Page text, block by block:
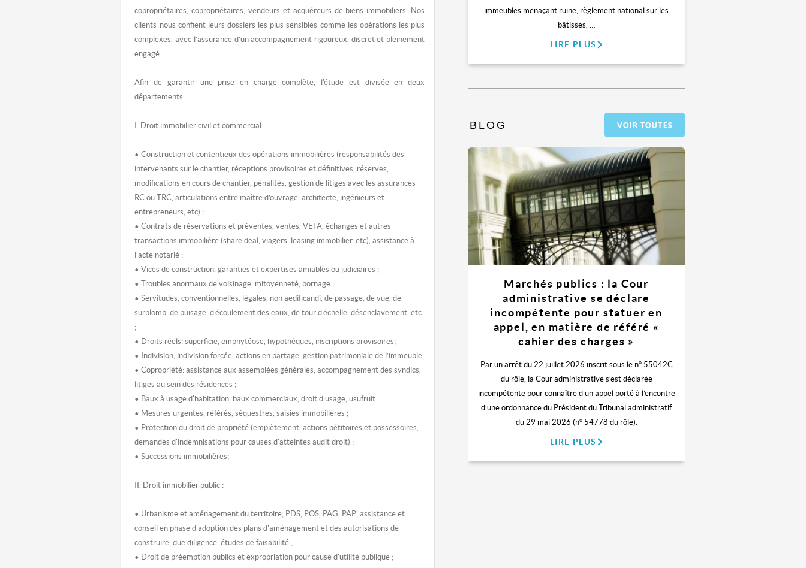
copropriétaires, copropriétaires, vendeurs et acquéreurs de biens immobiliers. Nos
clients nous confient leurs dossiers les plus sensibles comme les opérations les plus
complexes, avec l’assurance d’un accompagnement rigoureux, discret et pleinement
engagé.
Afin de garantir une prise en charge complète, l'étude est divisée en deux
départements :
I. Droit immobilier civil et commercial :
• Construction et contentieux des opérations immobilières (responsabilités des
intervenants sur le chantier, réceptions provisoires et définitives, réserves,
modifications en cours de chantier, pénalités, gestion de litiges avec les assurances
RC ou TRC, articulations entre maître d’ouvrage, architecte, ingénieurs et
entrepreneurs, etc) ;
• Contrats de réservations et préventes, ventes, VEFA, échanges et autres
transactions immobilière (share deal, viagers, leasing immobilier, etc), assistance à
l'acte notarié ;
• Vices de construction, garanties et expertises amiables ou judiciaires ;
• Troubles anormaux de voisinage, mitoyenneté, bornage ;
• Servitudes, conventionnelles, légales, non aedificandi, de passage, de vue, de
surplomb, de puisage, d'écoulement des eaux, de tour d'échelle, désenclavement, etc
;
• Droits réels: superficie, emphytéose, hypothèques, inscriptions provisoires;
• Indivision, indivision forcée, actions en partage, gestion patrimoniale de l’immeuble;
• Copropriété: assistance aux assemblées générales, accompagnement des syndics,
litiges au sein des résidences ;
• Baux à usage d'habitation, baux commerciaux, droit d'usage, usufruit ;
• Mesures urgentes, référés, séquestres, saisies immobilières ;
• Protection du droit de propriété (empiètement, actions pétitoires et possessoires,
demandes d'indemnisations pour causes d'atteintes audit droit) ;
• Successions immobilières;
II. Droit immobilier public :
• Urbanisme et aménagement du territoire; PDS, POS, PAG, PAP; assistance et
conseil en phase d'adoption des plans d'aménagement et des autorisations de
construire; due diligence, études de faisabilité ;
• Droit de préemption publics et expropriation pour cause d'utilité publique ;
immeubles menaçant ruine, règlement national sur les
bâtisses, …
LIRE PLUS
BLOG VOIR TOUTES
Marchés publics : la Cour
administrative se déclare
incompétente pour statuer en
appel, en matière de référé «
cahier des charges »
Par un arrêt du 22 juillet 2026 inscrit sous le n° 55042C
du rôle, la Cour administrative s’est déclarée
incompétente pour connaître d’un appel porté à l’encontre
d’une ordonnance du Président du Tribunal administratif
du 29 mai 2026 (n° 54778 du rôle).
LIRE PLUS